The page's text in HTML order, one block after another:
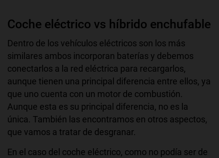
Coche eléctrico vs híbrido enchufable
Dentro de los vehículos eléctricos son los más
similares ambos incorporan baterías y debemos
conectarlos a la red eléctrica para recargarlos,
aunque tienen una principal diferencia entre ellos, ya
que uno cuenta con un motor de combustión.
Aunque esta es su principal diferencia, no es la
única. También las encontramos en otros aspectos,
que vamos a tratar de desgranar.
En el caso del coche eléctrico, como no podía ser de